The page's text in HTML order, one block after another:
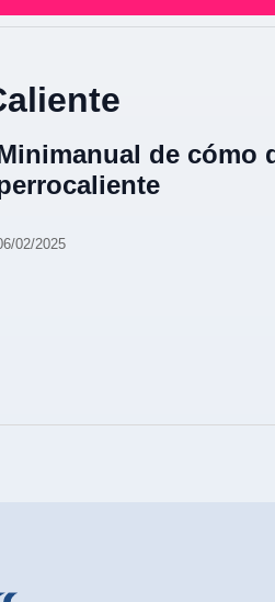
de cómo
02/2025